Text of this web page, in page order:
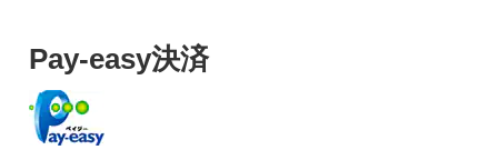
Pay-easy決済